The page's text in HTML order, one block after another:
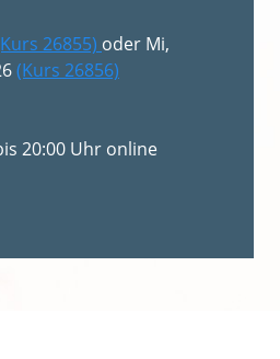
26855) oder Mi,
(Kurs 26856)
20:00 Uhr online